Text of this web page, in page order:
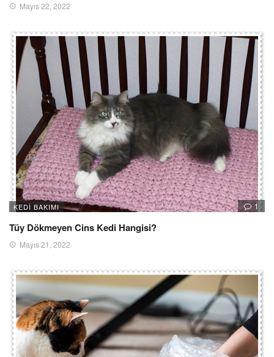
Mayıs 22, 2022
KEDI BAKIMI 1
Tüy Dökmeyen Cins Kedi Hangisi?
Mayıs 21, 2022